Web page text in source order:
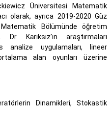
Üniversitesi Matematik
olarak, ayrıca 2019-2020 Güz
Bölümünde öğretim
Karıksız’ın araştırmaları
analize uygulamaları, lineer
alan oyunları üzerine
Dinamikleri, Stokastik